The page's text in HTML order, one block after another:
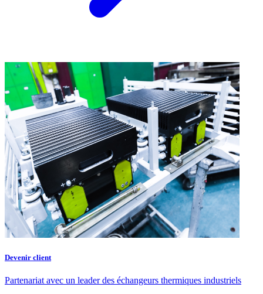
Devenir client
Partenariat avec un leader des échangeurs thermiques industriels